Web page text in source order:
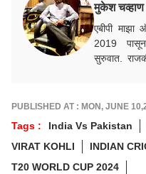
मुकेश चव्हाण
एबीपी माझा
2019
सुरुवात.
PUBLISHED AT : MON, JUNE
Tags : India Vs Pakistan
VIRAT KOHLI
INDIAN
T20 WORLD CUP 2024